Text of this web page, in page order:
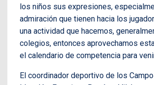
los niños sus expresiones,
admiración que tienen hacia los
una actividad que hacemos,
colegios, entonces aprovechamos
el calendario de competencia para
El coordinador deportivo de los